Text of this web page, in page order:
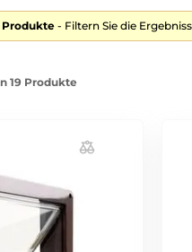
Produkte- Filtern Sie die
19 Produkte